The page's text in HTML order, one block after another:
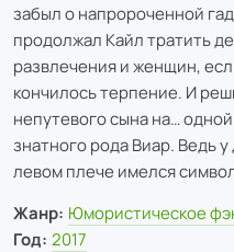
забыл о напророченной
продолжал Кайл тратить
развлечения и женщин,
кончилось терпение. И
непутевого сына на…
знатного рода Виар. Ведь
левом плече имелся
Жанр: Юмористическое
Год: 2017